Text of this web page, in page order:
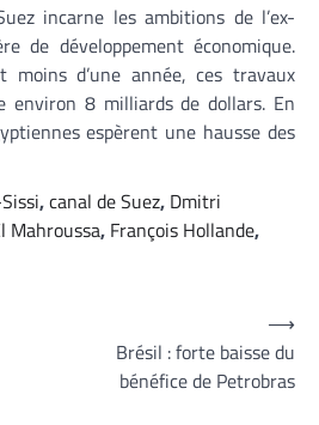
incarne les ambitions de l’ex-
de développement économique.
moins d’une année, ces travaux
environ 8 milliards de dollars. En
espèrent une hausse des
,canal de Suez, Dmitri
Mahroussa, François Hollande,
Brésil : forte baisse du
bénéfice de Petrobras
⟶